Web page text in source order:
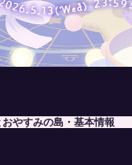
やすみの島・基本情報